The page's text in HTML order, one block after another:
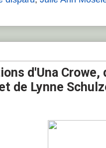
d'Una Crowe,
de Lynne